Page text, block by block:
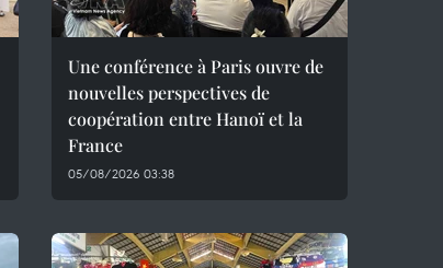
Une conférence à Paris ouvre de
nouvelles perspectives de
coopération entre Hanoï et la
France
05/08/2026 03:38